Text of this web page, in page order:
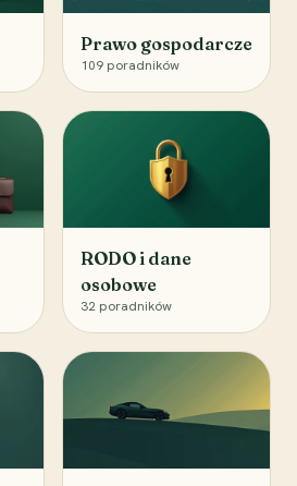
Prawo gospodarcze
109 poradników
RODO i dane
osobowe
32 poradników